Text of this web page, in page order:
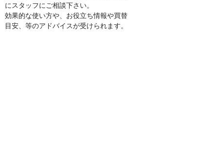
にスタッフにご相談下さい。
効果的な使い方や、お役立ち情報や買替
目安、等のアドバイスが受けられます。